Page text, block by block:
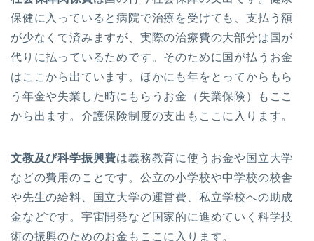
保健に入っていると病院で治療を受けても、支払う額
が少なくて済みますが、実際の治療費の大部分は国が
代りに払っているためです。そのために国が払うお金
はここから出ています。ほかにも年をとってからもら
う年金や失業した時にもらうお金（失業保険）もここ
から出ます。介護保険制度の支出もここに入ります。
文教及び科学振興費は義務教育に使うお金や国立大学
などの費用のことです。公立の小学校や中学校の校舎
や先生の給料、国立大学の運営費、私立学校への助成
金などです。宇宙開発など国家的に進めていく科学技
術の振興のためのお金もここに入ります。